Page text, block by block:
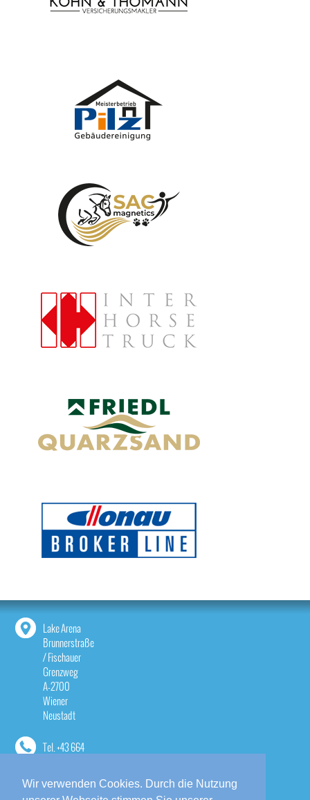
Wir verwenden Cookies. Durch die Nutzung
Lake Arena
Brunnerstraße
/ Fischauer
Grenzweg
A-2700
Wiener
Neustadt
Tel.+43 664
contact@lake-